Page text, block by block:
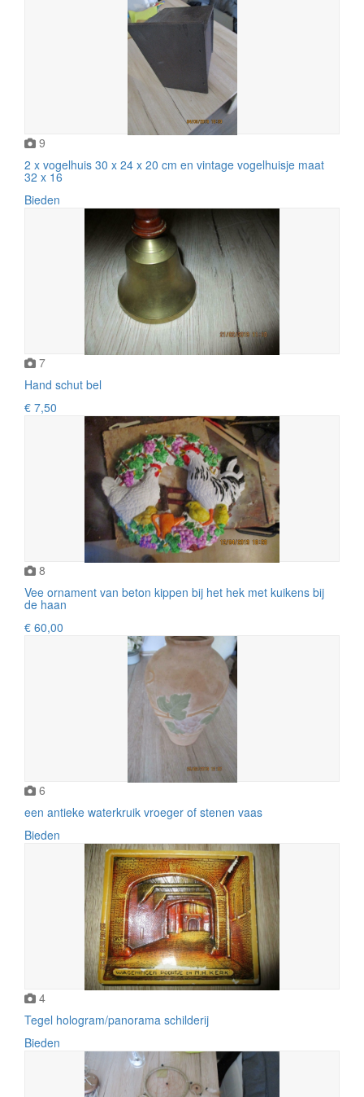
9
2 x vogelhuis 30 x 24 x 20 cm en vintage vogelhuisje maat
32 x 16
Bieden
7
Hand schut bel
€ 7,50
8
Vee ornament van beton kippen bij het hek met kuikens bij
de haan
€ 60,00
6
een antieke waterkruik vroeger of stenen vaas
Bieden
4
Tegel hologram/panorama schilderij
Bieden